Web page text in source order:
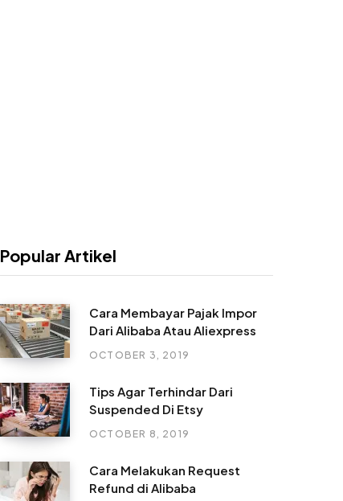
Popular Artikel
Cara Membayar Pajak Impor
Dari Alibaba Atau Aliexpress
OCTOBER 3, 2019
Tips Agar Terhindar Dari
Suspended Di Etsy
OCTOBER 8, 2019
Cara Melakukan Request
Refund di Alibaba